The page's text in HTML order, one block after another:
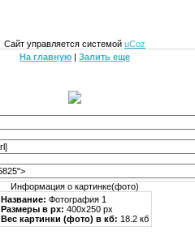
Сайт управляется системой uCoz
На главную | Залить еще
Информация о картинке(фото)
Название: Фотография 1
Размеры в px: 400x250 px
Вес картинки (фото) в кб: 18.2 кб